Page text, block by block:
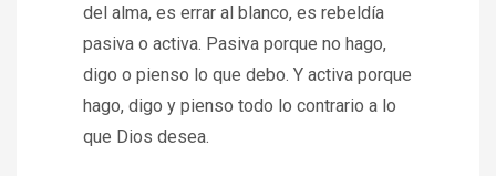
del alma, es errar al blanco, es rebeldía
pasiva o activa. Pasiva porque no hago,
digo o pienso lo que debo. Y activa porque
hago, digo y pienso todo lo contrario a lo
que Dios desea.